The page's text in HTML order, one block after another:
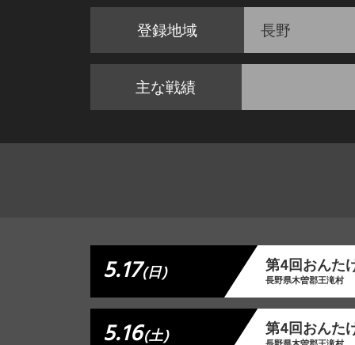
登録地域 長野
主な戦績
5.17(日) 第4回おんた
長野県木曽郡王滝村
5.16(土) 第4回おんた